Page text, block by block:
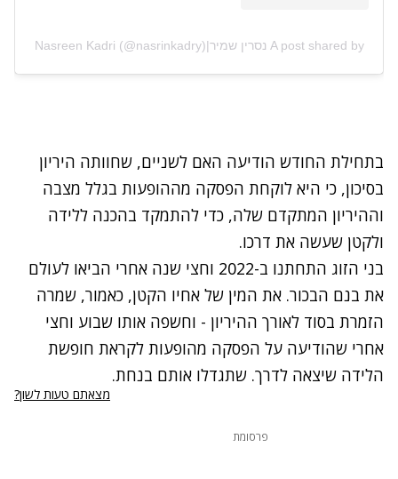
A post shared by נסרין שמיר|Nasreen Kadri (@nasrinkadry)
בתחילת החודש הודיעה האם לשניים, שחוותה היריון
בסיכון, כי היא לוקחת הפסקה מההופעות בגלל מצבה
וההיריון המתקדם שלה, כדי להתמקד בהכנה ללידה
ולקטן שעשה את דרכו.
בני הזוג התחתנו ב-2022 וחצי שנה אחרי הביאו לעולם
את בנם הבכור. את המין של אחיו הקטן, כאמור, שמרה
הזמרת בסוד לאורך ההיריון - וחשפה אותו שבוע וחצי
אחרי שהודיעה על הפסקה מהופעות לקראת חופשת
הלידה שיצאה לדרך. שתגדלו אותם בנחת.
מצאתם טעות לשון?
פרסומת